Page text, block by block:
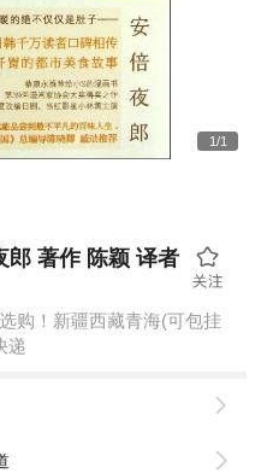
1/1
郎 著作 陈颖 译者
购！新疆西藏青海(可包挂
递